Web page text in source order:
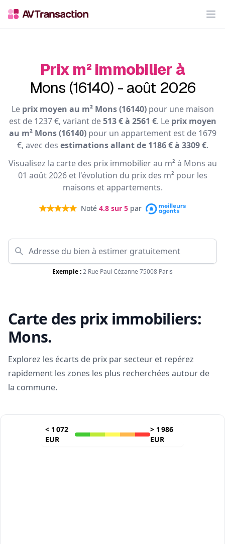
Prix m² immobilier à
Mons (16140) - août 2026
Le prix moyen au m² Mons (16140)pour une maison
est de 1237 €, variant de513 € à 2561 €. Le prix moyen
au m² Mons (16140)pour un appartement est de 1679
€, avec des estimations allant de 1186 € à 3309 €.
Visualisez la carte des prix immobilier au m² à Mons au
01 août 2026 et l'évolution du prix des m² pour les
maisons et appartements.
Noté 4.8 sur 5 par
Exemple :2 Rue Paul Cézanne 75008 Paris
Carte des prix immobiliers:
Mons.
Explorez les écarts de prix par secteur et repérez
rapidement les zones les plus recherchées autour de
la commune.
< 1 072
EUR
> 1 986
EUR